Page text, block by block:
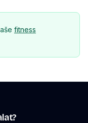
fitness